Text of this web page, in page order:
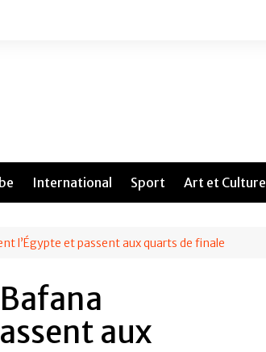
International Sport Art et Culture
l’Égypte et passent aux quarts de finale
aux